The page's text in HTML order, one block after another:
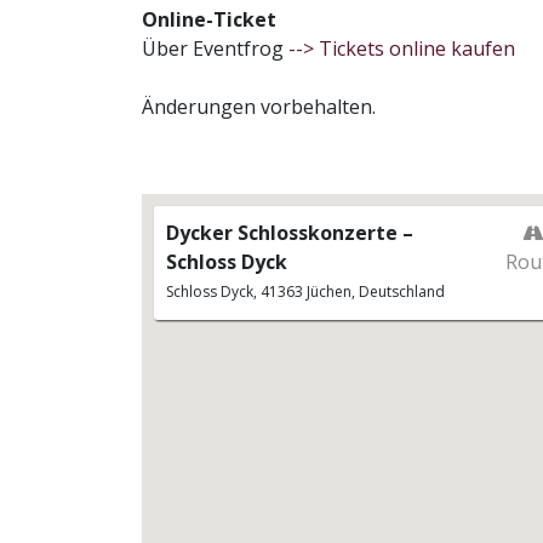
Online-Ticket
Über Eventfrog --> Tickets online kaufen
Änderungen vorbehalten.
Dycker Schlosskonzerte –
Schloss Dyck
Schloss Dyck, 41363 Jüchen, Deutschland